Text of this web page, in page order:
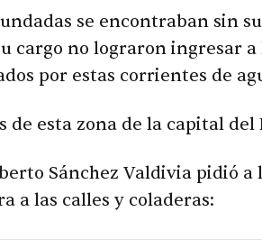
se encontraban sin
cargo no lograron ingresar
por estas corrientes de
de esta zona de la capital del
Sánchez Valdivia pidió a
a las calles y coladeras: